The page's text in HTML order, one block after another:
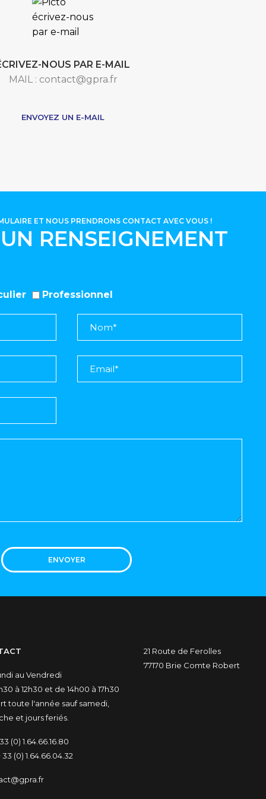
NOUS PAR E-MAIL
MAIL : contact@gpra.fr
ENVOYEZ UN E-MAIL
RENSEIGNEMENT
ET NOUS PRENDRONS CONTACT AVEC VOUS !
Professionnel
ENVOYER
au Vendredi
à 12h30 et de 14h00 à 17h30
toute l'année sauf samedi,
et jours feriés.
(0) 1.64.66.16.80
33 (0) 1.64.66.04.32
21 Route de Ferolles
77170 Brie Comte Robert